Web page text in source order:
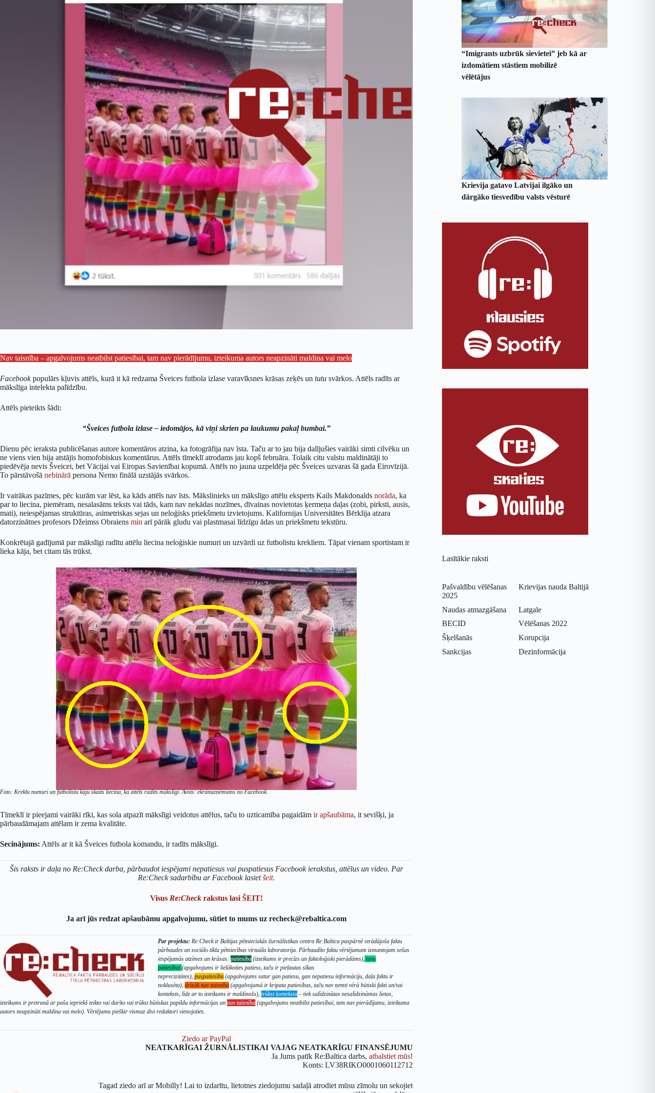
Nav taisnība – apgalvojums neatbilst patiesībai, tam nav pierādījumu, izteikuma autors neapzināti maldina vai melo
Facebookpopulārs kļuvis attēls, kurā it kā redzama Šveices futbola izlase varavīksnes krāsas zeķēs un tutu svārkos. Attēls radīts ar
mākslīga intelekta palīdzību.
Attēls pieteikts šādi:
“Šveices futbola izlase – iedomājos, kā viņi skrien pa laukumu pakaļ bumbai.”
Dienu pēc ieraksta publicēšanas autore komentāros atzina, ka fotogrāfija nav īsta. Taču ar to jau bija dalījušies vairāki simti cilvēku un
ne viens vien bija atstājis homofobiskus komentārus. Attēls tīmeklī atrodams jau kopš februāra. Tolaik citu valstu maldinātāji to
piedēvēja nevis Šveicei, bet Vācijai vai Eiropas Savienībai kopumā. Attēls no jauna uzpeldēja pēc Šveices uzvaras šā gada Eirovīzijā.
To pārstāvošā nebinārā persona Nemo finālā uzstājās svārkos.
Ir vairākas pazīmes, pēc kurām var lēst, ka kāds attēls nav īsts. Mākslinieks un mākslīgo attēlu eksperts Kails Makdonalds norāda, ka
par to liecina, piemēram, nesalasāms teksts vai tāds, kam nav nekādas nozīmes, dīvainas novietotas ķermeņa daļas (zobi, pirksti, ausis,
mati), neiespējamas struktūras, asimetriskas sejas un neloģisks priekšmetu izvietojums. Kalifornijas Universitātes Bērklija atzara
datorzinātnes profesors Džeimss Obraiens min arī pārāk gludu vai plastmasai līdzīgu ādas un priekšmetu tekstūru.
Konkrētajā gadījumā par mākslīgi radītu attēlu liecina neloģiskie numuri un uzvārdi uz futbolistu krekliem. Tāpat vienam sportistam ir
lieka kāja, bet citam tās trūkst.
Foto: Kreklu numuri un futbolistu kāju skaits liecina, ka attēls radīts mākslīgi. Avots: ekrānuzņēmums no Facebook.
Tīmeklī ir pieejami vairāki rīki, kas sola atpazīt mākslīgi veidotus attēlus, taču to uzticamība pagaidām ir apšaubāma, it sevišķi, ja
pārbaudāmajam attēlam ir zema kvalitāte.
Secinājums: Attēls ar it kā Šveices futbola komandu, ir radīts mākslīgi.
Šis raksts ir daļa no Re:Check darba, pārbaudot iespējami nepatiesus vai puspatiesus Facebook ierakstus, attēlus un video. Par
Re:Check sadarbību ar Facebook lasietšeit.
Visus Re:Checkrakstus lasi ŠEIT!
Ja arī jūs redzat apšaubāmu apgalvojumu, sūtiet to mums uz recheck@rebaltica.com
Par projektu: Re:Check ir Baltijas pētnieciskās žurnālistikas centra Re:Baltica paspārnē strādājoša faktu
pārbaudes un sociālo tīklu pētniecības virtuāla laboratorija. Pārbaudīto faktu vērtējumam izmantojam sešas
iespējamās atzīmes un krāsas: patiesība (izteikums ir precīzs un faktoloģiski pierādāms), tuvu
patiesībai (apgalvojums ir lielākoties patiess, taču ir pieļautas sīkas
neprecizitātes), puspatiesība (apgalvojums satur gan patiesu, gan nepatiesu informāciju, daļa faktu ir
noklusēta), drīzāk nav taisnība (apgalvojumā ir kripata patiesības, taču nav ņemti vērā būtiski fakti un/vai
konteksts, līdz ar to izteikums ir maldinošs), trūkst konteksta – tiek salīdzinātas nesalīdzināmas lietas,
izteikums ir pretrunā ar paša iepriekš teikto vai darīto vai trūkst būtiskas papildu informācijas un nav taisnība (apgalvojums neatbilst patiesībai, tam nav pierādījumu, izteikuma
autors neapzināti maldina vai melo). Vērtējumu piešķir vismaz divi redaktori vienojoties.
Ziedo ar PayPal
NEATKARĪGAI ŽURNĀLISTIKAI VAJAG NEATKARĪGU FINANSĒJUMU
Ja Jums patīk Re:Baltica darbs, atbalstiet mūs!
Konts: LV38RIKO0001060112712
Tagad ziedo arī ar Mobilly! Lai to izdarītu, lietotnes ziedojumu sadaļā atrodiet mūsu zīmolu un sekojiet
“Imigrants uzbrūk sievietei” jeb kā ar
izdomātiem stāstiem mobilizē
vēlētājus
Krievija gatavo Latvijai ilgāko un
dārgāko tiesvedību valsts vēsturē
Lasītākie raksti
Pašvaldību vēlēšanas
2025
Krievijas nauda Baltijā
Naudas atmazgāšana
Latgale
BECID
Vēlēšanas 2022
Šķelšanās
Korupcija
Sankcijas
Dezinformācija